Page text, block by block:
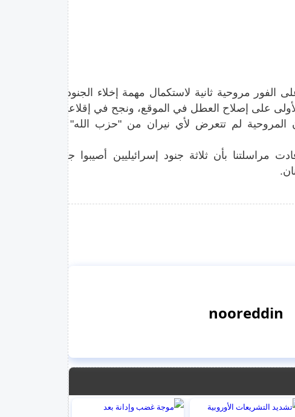
مروحية ثانية لاستكمال مهمة إخلاء الجنود الجرحى،
على إصلاح العطل في الموقع، ونجح في إقلاعها بسلام.
المروحية لم تتعرض لأي نيران من "حزب الله" خلال هذا
مراسلتنا بأن ثلاثة جنود إسرائيليين أصيبوا جراء هجوم
nooreddin